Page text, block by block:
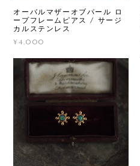
オーバルマザーオブパール ロ
ープフレームピアス / サージ
カルステンレス
¥4,000